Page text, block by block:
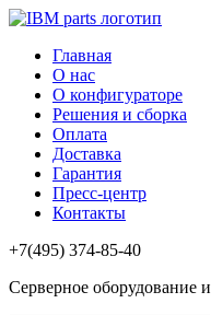
Главная
О нас
О конфигураторе
Решения и сборка
Оплата
Доставка
Гарантия
Пресс-центр
Контакты
+7(495) 374-85-40
Серверное